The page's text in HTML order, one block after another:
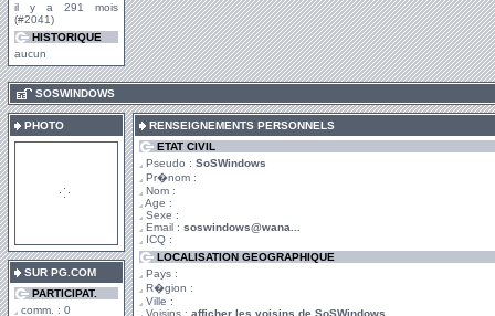
il y a 291 mois
(#2041)
HISTORIQUE
aucun
SOSWINDOWS
PHOTO
SUR PG.COM
PARTICIPAT.
comm. : 0
RENSEIGNEMENTS PERSONNELS
ETAT CIVIL
Pseudo : SoSWindows
Pr�nom :
Nom :
Age :
Sexe :
Email : soswindows@wana...
ICQ :
LOCALISATION GEOGRAPHIQUE
Pays :
R�gion :
Ville :
Voisins : afficher les voisins de SoSWindows